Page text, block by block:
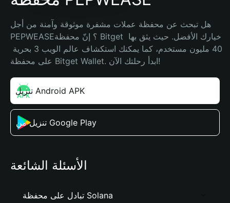
هل تبحث عن محفظة عملات مشفرة موثوقة وآمنة من أجل
PEPWEASE؟ إنّ محفظة Bitget خيارك الأفضل. حيث يثق بها
على محفظة Bitget Wallet. ابدأ رحلتك الآن!
تنزيل Android APK
تنزيل من Google Play
الأسئلة الشائعة
تبادل على محفظة Solana